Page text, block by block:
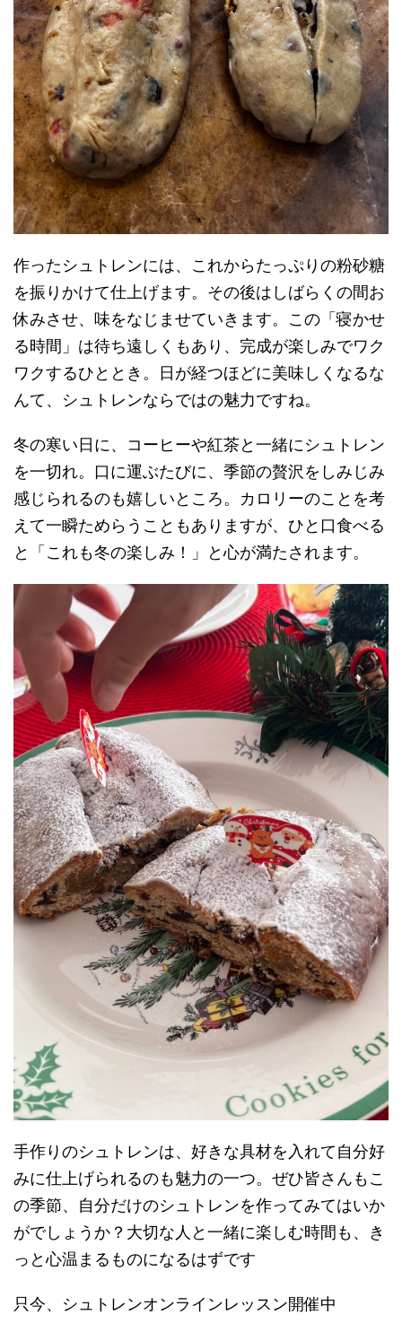
作ったシュトレンには、これからたっぷりの粉砂糖
を振りかけて仕上げます。その後はしばらくの間お
休みさせ、味をなじませていきます。この「寝かせ
る時間」は待ち遠しくもあり、完成が楽しみでワク
ワクするひととき。日が経つほどに美味しくなるな
んて、シュトレンならではの魅力ですね。
冬の寒い日に、コーヒーや紅茶と一緒にシュトレン
を一切れ。口に運ぶたびに、季節の贅沢をしみじみ
感じられるのも嬉しいところ。カロリーのことを考
えて一瞬ためらうこともありますが、ひと口食べる
と「これも冬の楽しみ！」と心が満たされます。
手作りのシュトレンは、好きな具材を入れて自分好
みに仕上げられるのも魅力の一つ。ぜひ皆さんもこ
の季節、自分だけのシュトレンを作ってみてはいか
がでしょうか？大切な人と一緒に楽しむ時間も、き
っと心温まるものになるはずです
只今、シュトレンオンラインレッスン開催中